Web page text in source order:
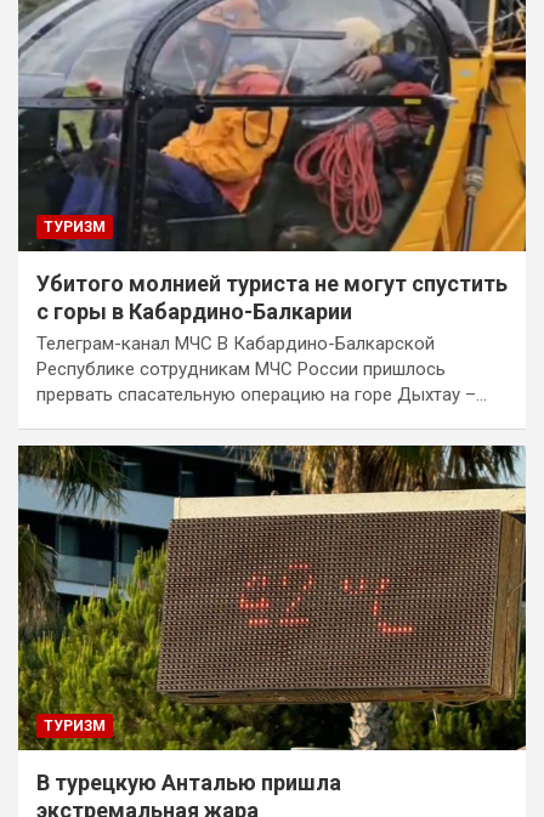
ТУРИЗМ
Убитого молнией туриста не могут спустить
с горы в Кабардино-Балкарии
Телеграм-канал МЧС В Кабардино-Балкарской
Республике сотрудникам МЧС России пришлось
прервать спасательную операцию на горе Дыхтау –…
ТУРИЗМ
В турецкую Анталью пришла
экстремальная жара